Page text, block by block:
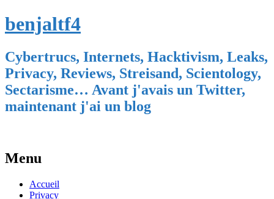
benjaltf4
Cybertrucs, Internets, Hacktivism, Leaks,
Privacy, Reviews, Streisand, Scientology,
Sectarisme… Avant j'avais un Twitter,
maintenant j'ai un blog
Menu
Skip
Accueil
Privacy